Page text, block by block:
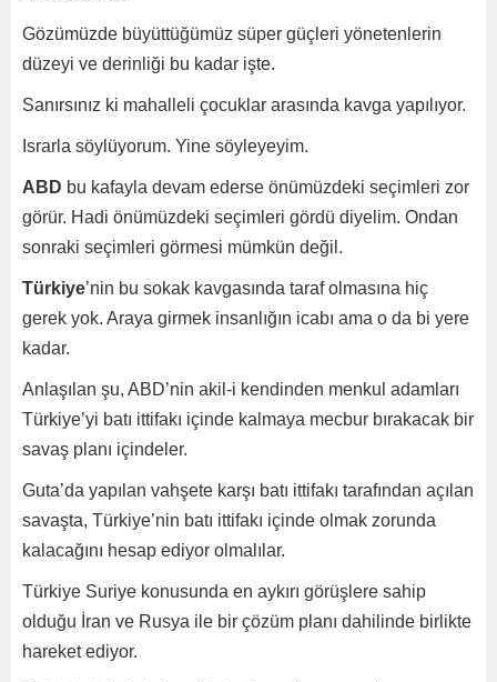
Gözümüzde büyüttüğümüz süper güçleri yönetenlerin
düzeyi ve derinliği bu kadar işte.
Sanırsınız ki mahalleli çocuklar arasında kavga yapılıyor.
Israrla söylüyorum. Yine söyleyeyim.
ABD bu kafayla devam ederse önümüzdeki seçimleri zor
görür. Hadi önümüzdeki seçimleri gördü diyelim. Ondan
sonraki seçimleri görmesi mümkün değil.
Türkiye’nin bu sokak kavgasında taraf olmasına hiç
gerek yok. Araya girmek insanlığın icabı ama o da bi yere
kadar.
Anlaşılan şu, ABD’nin akil-i kendinden menkul adamları
Türkiye’yi batı ittifakı içinde kalmaya mecbur bırakacak bir
savaş planı içindeler.
Guta’da yapılan vahşete karşı batı ittifakı tarafından açılan
savaşta, Türkiye’nin batı ittifakı içinde olmak zorunda
kalacağını hesap ediyor olmalılar.
Türkiye Suriye konusunda en aykırı görüşlere sahip
olduğu İran ve Rusya ile bir çözüm planı dahilinde birlikte
hareket ediyor.